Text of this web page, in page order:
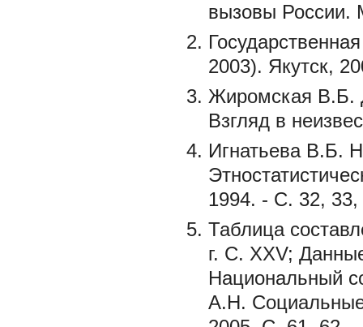
вызовы России.
2003). Якутск,
Жиромская В.Б.
Взгляд в
Игнатьева В.Б.
1994. - С. 32,
Таблица
г. С. XXV;
Национальный
А.Н.